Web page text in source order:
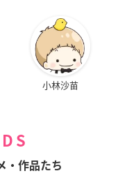
小林沙苗
・作品たち